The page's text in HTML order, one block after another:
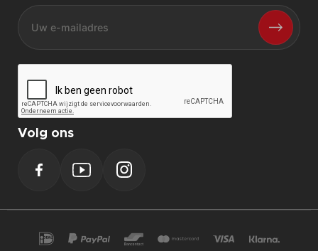
Volg ons